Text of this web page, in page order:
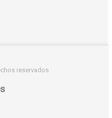
reservados